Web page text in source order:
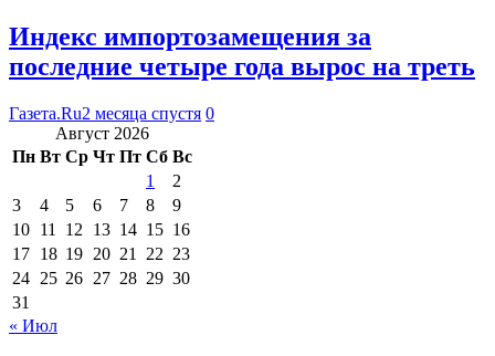
Индекс импортозамещения за
последние четыре года вырос на треть
Газета.Ru2 месяца спустя 0
Август 2026
Пн Вт Ср Чт Пт Сб Вс
1
2
3
4 5 6 7 8
9
10 11 12 13 14 15 16
17 18 19 20 21 22 23
24 25 26 27 28 29 30
31
« Июл